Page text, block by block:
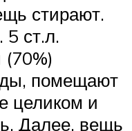
стирают.
5 ст.л.
(70%)
помещают
целиком и
Далее, вещь